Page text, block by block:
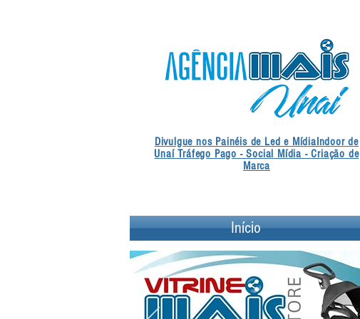
Divulgue nos Painéis de Led e MídiaIndoor de
Unaí Tráfego Pago - Social Mídia - Criação de
Marca
Início